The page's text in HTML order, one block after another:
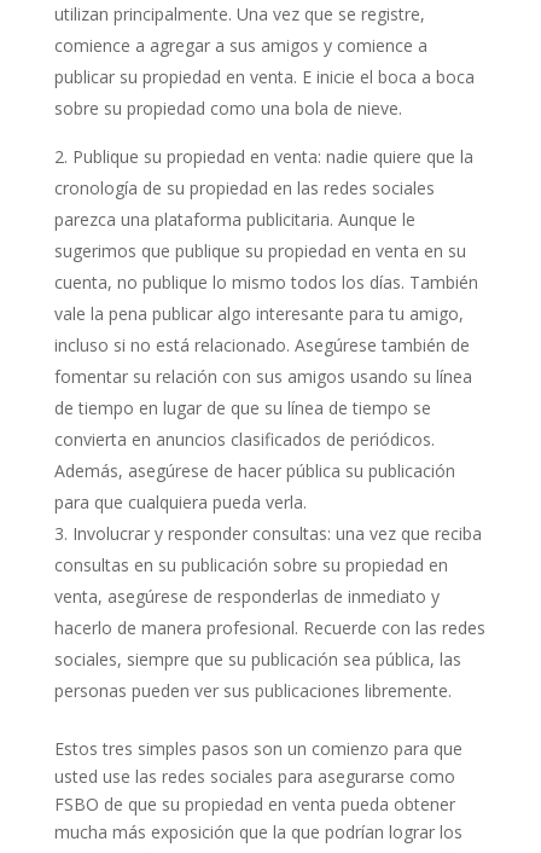
utilizan principalmente. Una vez que se registre,
comience a agregar a sus amigos y comience a
publicar su propiedad en venta. E inicie el boca a boca
sobre su propiedad como una bola de nieve.
Publique su propiedad en venta: nadie quiere que la
cronología de su propiedad en las redes sociales
parezca una plataforma publicitaria. Aunque le
sugerimos que publique su propiedad en venta en su
cuenta, no publique lo mismo todos los días. También
vale la pena publicar algo interesante para tu amigo,
incluso si no está relacionado. Asegúrese también de
fomentar su relación con sus amigos usando su línea
de tiempo en lugar de que su línea de tiempo se
convierta en anuncios clasificados de periódicos.
Además, asegúrese de hacer pública su publicación
para que cualquiera pueda verla.
Involucrar y responder consultas: una vez que reciba
consultas en su publicación sobre su propiedad en
venta, asegúrese de responderlas de inmediato y
hacerlo de manera profesional. Recuerde con las redes
sociales, siempre que su publicación sea pública, las
personas pueden ver sus publicaciones libremente.
Estos tres simples pasos son un comienzo para que
usted use las redes sociales para asegurarse como
FSBO de que su propiedad en venta pueda obtener
mucha más exposición que la que podrían lograr los